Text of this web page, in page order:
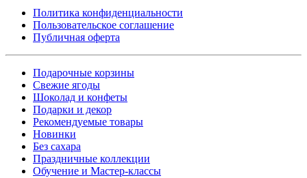
Политика конфиденциальности
Пользовательское соглашение
Публичная оферта
Подарочные корзины
Свежие ягоды
Шоколад и конфеты
Подарки и декор
Рекомендуемые товары
Новинки
Без сахара
Праздничные коллекции
Обучение и Мастер-классы